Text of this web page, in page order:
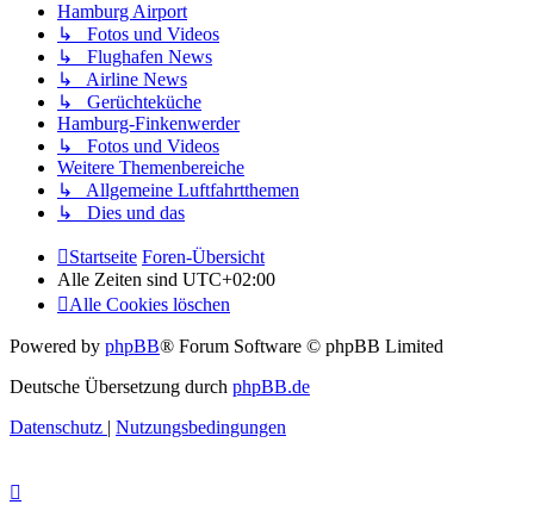
Hamburg Airport
↳ Fotos und Videos
↳ Flughafen News
↳ Airline News
↳ Gerüchteküche
Hamburg-Finkenwerder
↳ Fotos und Videos
Weitere Themenbereiche
↳ Allgemeine Luftfahrtthemen
↳ Dies und das
Startseite Foren-Übersicht
Alle Zeiten sind UTC+02:00
Alle Cookies löschen
Powered by phpBB® Forum Software © phpBB Limited
Deutsche Übersetzung durch phpBB.de
Datenschutz | Nutzungsbedingungen